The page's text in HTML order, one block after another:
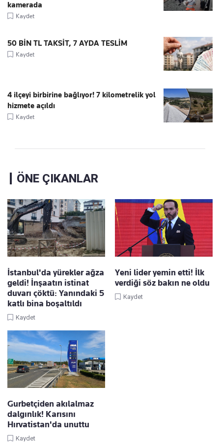
kamerada
Kaydet
50 BİN TL TAKSİT, 7 AYDA TESLİM
Kaydet
4 ilçeyi birbirine bağlıyor! 7 kilometrelik yol
hizmete açıldı
Kaydet
ÖNE ÇIKANLAR
İstanbul'da yürekler ağza
geldi! İnşaatın istinat
duvarı çöktü: Yanındaki 5
katlı bina boşaltıldı
Kaydet
Yeni lider yemin etti! İlk
verdiği söz bakın ne oldu
Kaydet
Gurbetçiden akılalmaz
dalgınlık! Karısını
Hırvatistan'da unuttu
Kaydet